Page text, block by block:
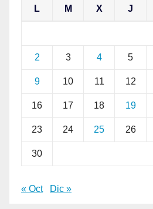
L M X J
2 3 4 5
9 10 11 12
16 17 18 19
23 24 25 26
30
« Oct Dic »